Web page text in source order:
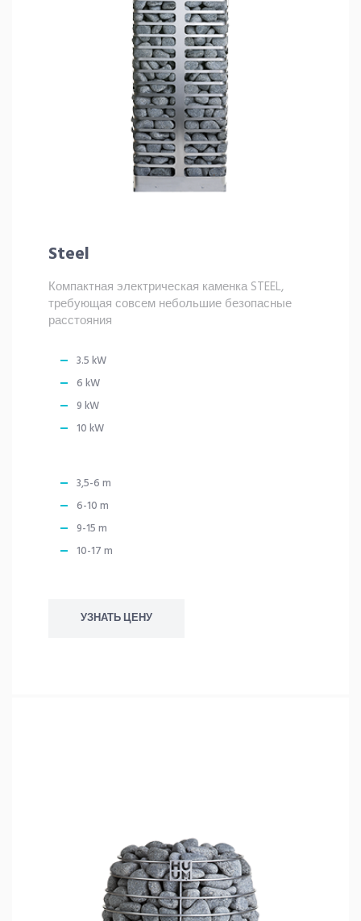
Steel
Компактная электрическая каменка STEEL,
требующая совсем небольшие безопасные
расстояния
3.5 kW
6 kW
9 kW
10 kW
3,5-6 m
6-10 m
9-15 m
10-17 m
УЗНАТЬ ЦЕНУ